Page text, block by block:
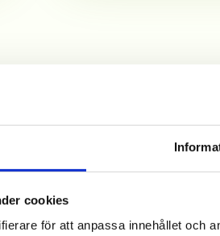
cookies
för att anpassa innehållet och